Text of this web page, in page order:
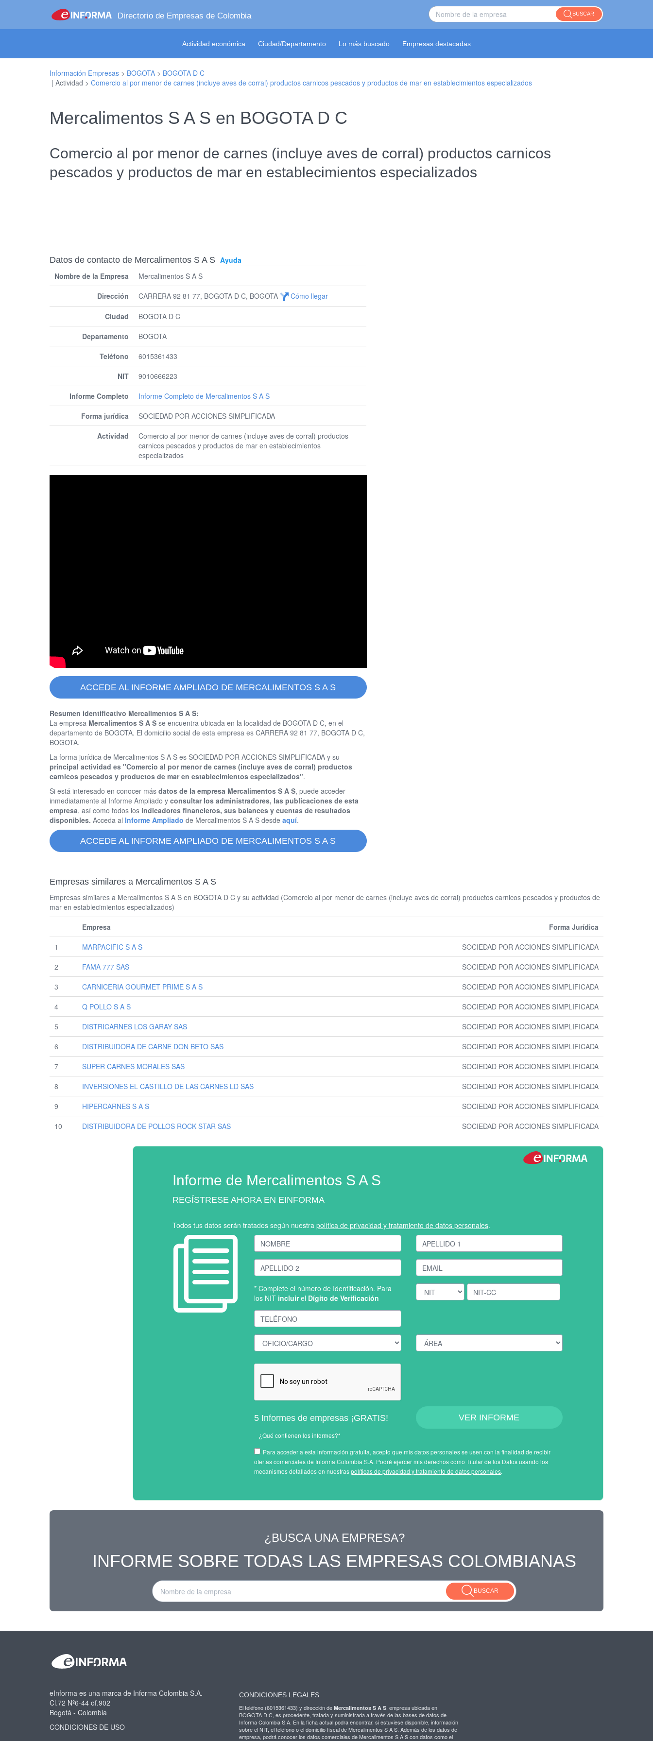
Directorio de Empresas de Colombia BUSCAR
Actividad económica Ciudad/Departamento Lo más buscado Empresas destacadas
Información Empresas > BOGOTA > BOGOTA D C
| Actividad > Comercio al por menor de carnes (incluye aves de corral) productos carnicos pescados y productos de mar en establecimientos especializados
Mercalimentos S A S en BOGOTA D C
Comercio al por menor de carnes (incluye aves de corral) productos carnicos
pescados y productos de mar en establecimientos especializados
Datos de contacto de Mercalimentos S A S Ayuda
Nombre de la Empresa
Mercalimentos S A S
Dirección CARRERA 92 81 77, BOGOTA D C, BOGOTA Cómo llegar
Ciudad BOGOTA D C
Departamento BOGOTA
Teléfono 6015361433
NIT 9010666223
Informe Completo Informe Completo de Mercalimentos S A S
Forma jurídica SOCIEDAD POR ACCIONES SIMPLIFICADA
Actividad
Comercio al por menor de carnes (incluye aves de corral) productos
carnicos pescados y productos de mar en establecimientos
especializados
ACCEDE AL INFORME AMPLIADO DE MERCALIMENTOS S A S
Resumen identificativo Mercalimentos S A S:
La empresa Mercalimentos S A S se encuentra ubicada en la localidad de BOGOTA D C, en el
departamento de BOGOTA. El domicilio social de esta empresa es CARRERA 92 81 77, BOGOTA D C,
BOGOTA.
La forma jurídica de Mercalimentos S A S es SOCIEDAD POR ACCIONES SIMPLIFICADA y su
principal actividad es "Comercio al por menor de carnes (incluye aves de corral) productos
carnicos pescados y productos de mar en establecimientos especializados".
Si está interesado en conocer más datos de la empresa Mercalimentos S A S, puede acceder
inmediatamente al Informe Ampliado y consultar los administradores, las publicaciones de esta
empresa, así como todos los indicadores financieros, sus balances y cuentas de resultados
disponibles. Acceda al Informe Ampliado de Mercalimentos S A S desde aquí.
ACCEDE AL INFORME AMPLIADO DE MERCALIMENTOS S A S
Empresas similares a Mercalimentos S A S
Empresas similares a Mercalimentos S A S en BOGOTA D C y su actividad (Comercio al por menor de carnes (incluye aves de corral) productos carnicos pescados y productos de
mar en establecimientos especializados)
Empresa Forma Jurídica
1 MARPACIFIC S A S SOCIEDAD POR ACCIONES SIMPLIFICADA
2 FAMA 777 SAS SOCIEDAD POR ACCIONES SIMPLIFICADA
3 CARNICERIA GOURMET PRIME S A S SOCIEDAD POR ACCIONES SIMPLIFICADA
4 Q POLLO S A S SOCIEDAD POR ACCIONES SIMPLIFICADA
5 DISTRICARNES LOS GARAY SAS SOCIEDAD POR ACCIONES SIMPLIFICADA
6 DISTRIBUIDORA DE CARNE DON BETO SAS SOCIEDAD POR ACCIONES SIMPLIFICADA
7 SUPER CARNES MORALES SAS SOCIEDAD POR ACCIONES SIMPLIFICADA
8 INVERSIONES EL CASTILLO DE LAS CARNES LD SAS SOCIEDAD POR ACCIONES SIMPLIFICADA
9 HIPERCARNES S A S SOCIEDAD POR ACCIONES SIMPLIFICADA
10 DISTRIBUIDORA DE POLLOS ROCK STAR SAS SOCIEDAD POR ACCIONES SIMPLIFICADA
Informe de Mercalimentos S A S
REGÍSTRESE AHORA EN EINFORMA
Todos tus datos serán tratados según nuestra política de privacidad y tratamiento de datos personales.
* Complete el número de Identificación. Para
los NIT incluirel Dígito de Verificación
5 Informes de empresas ¡GRATIS!
¿Qué contienen los informes?*
VER INFORME
Para acceder a esta información gratuita, acepto que mis datos personales se usen con la finalidad de recibir
ofertas comerciales de Informa Colombia S.A. Podré ejercer mis derechos como Titular de los Datos usando los
mecanismos detallados en nuestraspolíticas de privacidad y tratamiento de datos personales.
¿BUSCA UNA EMPRESA?
INFORME SOBRE TODAS LAS EMPRESAS COLOMBIANAS
BUSCAR
eInforma es una marca de Informa Colombia S.A.
Cl.72 Nº6-44 of.902
Bogotá - Colombia
CONDICIONES DE USO
CONDICIONES LEGALES
El teléfono (6015361433) y dirección de Mercalimentos S A S , empresa ubicada en
BOGOTA D C, es procedente, tratada y suministrada a través de las bases de datos de
Informa Colombia S.A. En la ficha actual podra encontrar, si estuviese disponible, información
sobre el NIT, el teléfono o el domicilio fiscal de Mercalimentos S A S. Además de los datos de
empresa, podrá conocer los datos comerciales de Mercalimentos S A S con datos como el